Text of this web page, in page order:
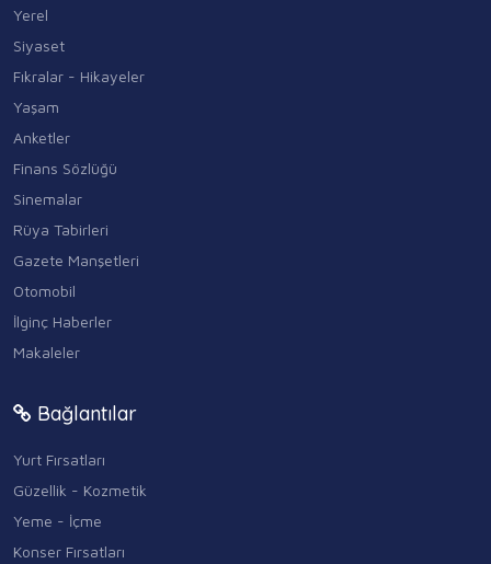
Yerel
Siyaset
Fıkralar - Hikayeler
Yaşam
Anketler
Finans Sözlüğü
Sinemalar
Rüya Tabirleri
Gazete Manşetleri
Otomobil
İlginç Haberler
Makaleler
Bağlantılar
Yurt Fırsatları
Güzellik - Kozmetik
Yeme - İçme
Konser Fırsatları